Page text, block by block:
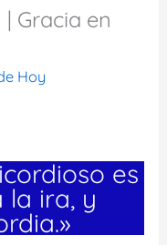
| Gracia en
Hoy
es
la ira, y